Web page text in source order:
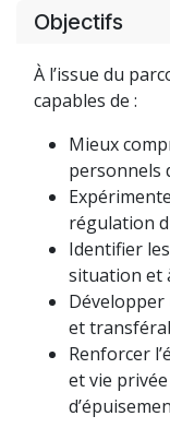
Objectifs
À l’issue du
capables de :
Mieux
personnels
régulation
Identifier
situation et
et
Renforcer
et vie